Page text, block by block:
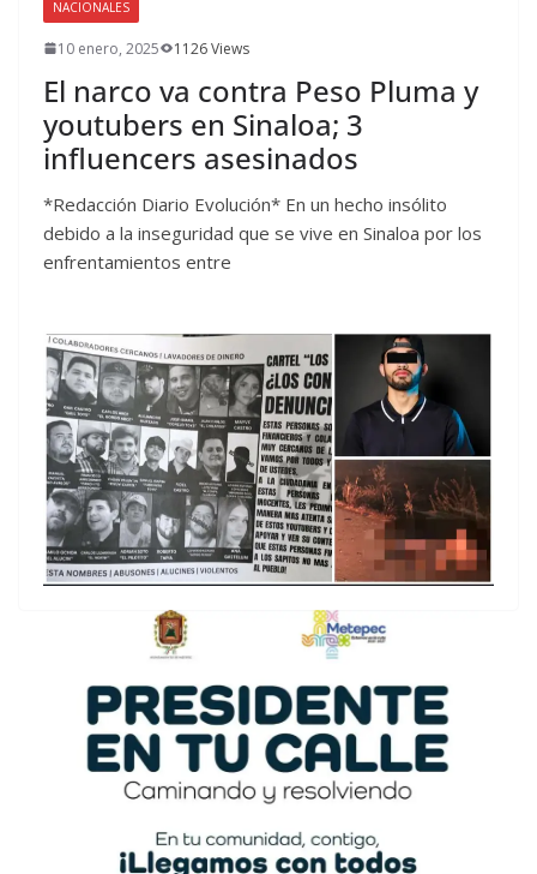
NACIONALES
10 enero, 2025 1126 Views
El narco va contra Peso Pluma y
youtubers en Sinaloa; 3
influencers asesinados
*Redacción Diario Evolución* En un hecho insólito
debido a la inseguridad que se vive en Sinaloa por los
enfrentamientos entre